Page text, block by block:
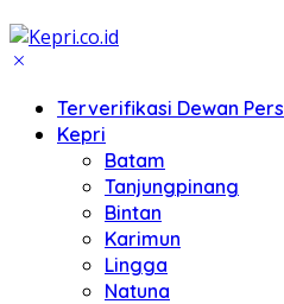
Terverifikasi Dewan Pers
Kepri
Batam
Tanjungpinang
Bintan
Karimun
Lingga
Natuna